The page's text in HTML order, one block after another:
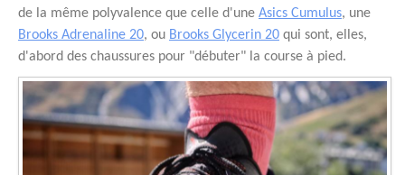
de la même polyvalence que celle d'une Asics Cumulus, une
Brooks Adrenaline 20, ou Brooks Glycerin 20 qui sont, elles,
d'abord des chaussures pour "débuter" la course à pied.